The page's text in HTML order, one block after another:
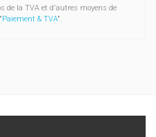
et a reçu l'agrément de
de la TVA et d'autres moyens de
Paiement & TVA".